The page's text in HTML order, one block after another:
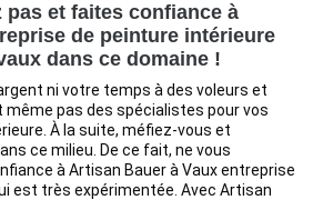
pas et faites confiance à
de peinture intérieure
dans ce domaine !
ni votre temps à des voleurs et
même pas des spécialistes pour vos
À la suite, méfiez-vous et
ce milieu. De ce fait, ne vous
à Artisan Bauer à Vaux entreprise
est très expérimentée. Avec Artisan